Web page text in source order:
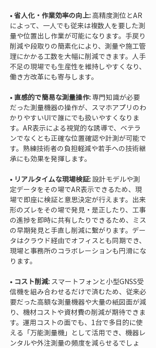
• 省人化・作業効率の向上: 高精度測位とAR
によって、一人でも従来は複数人を要した測
量や位置出し作業が可能になります。手戻り
削減や段取りの簡素化により、測量や施工管
理にかかる工数を大幅に削減できます。人手
不足の現場でも生産性を維持しやすくなり、
• 直感的で簡易な測量操作: 専門知識が必要
だった測量機器の操作が、スマホアプリのわ
かりやすいUIで誰にでも扱いやすくなりま
す。AR表示による視覚的な誘導で、ベテラ
ンでなくとも正確な位置確認や計測が可能で
す。熟練技術者の負担軽減や若手への技術継
• リアルタイムな現場検証: 設計モデルや測
定データをその場でAR表示できるため、現
場で即座に検証と意思決定が行えます。出来
形のズレをその場で発見・是正したり、工事
の進捗を即時に共有したりできるため、ミス
の早期発見と手直し削減に繋がります。デー
タはクラウド経由でオフィスとも同期でき、
現場と事務所のコラボレーションも円滑にな
• コスト削減: スマートフォンと小型GNSS受
信機を組み合わせるだけで済むため、従来必
要だった高額な測量機器や大量の紙図面が減
り、機材コストや資材費の削減が期待できま
す。運用コストの面でも、1台で多目的に使
える「万能測量機」として活用でき、機器レ
ンタルや外注測量の頻度を減らせるでしょ